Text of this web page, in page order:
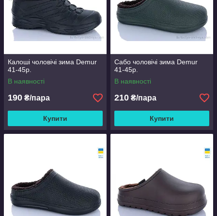
Калоші чоловічі зима Demur
41-45р.
В наявності
190 ₴/пара
Купити
Сабо чоловічі зима Demur
41-45р.
В наявності
210 ₴/пара
Купити